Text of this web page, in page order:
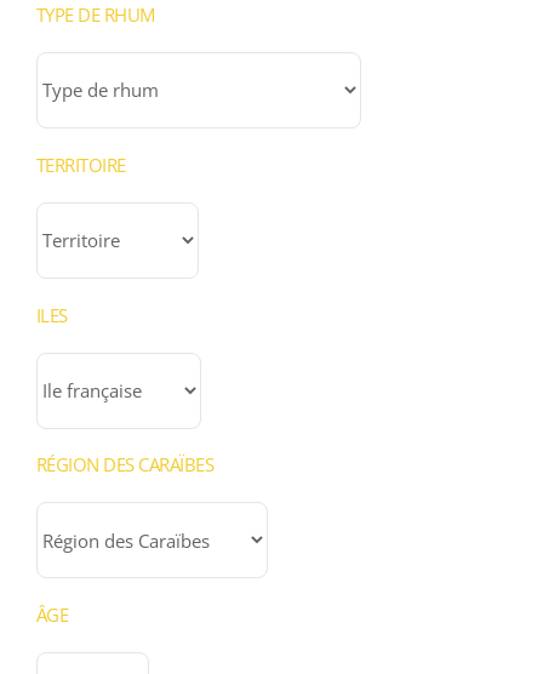
TYPE DE RHUM
TERRITOIRE
ILES
RÉGION DES CARAÏBES
ÂGE